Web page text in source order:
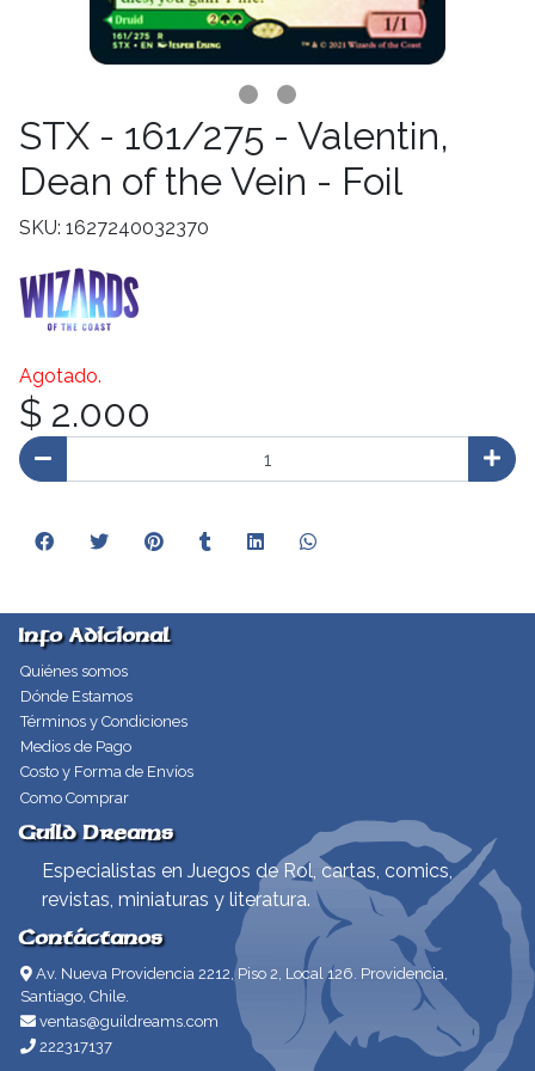
STX - 161/275 - Valentin,
Dean of the Vein - Foil
SKU: 1627240032370
Agotado.
$ 2.000
Info Adicional
Quiénes somos
Dónde Estamos
Términos y Condiciones
Medios de Pago
Costo y Forma de Envíos
Como Comprar
Guild Dreams
Especialistas en Juegos de Rol, cartas, comics,
revistas, miniaturas y literatura.
Contáctanos
Av. Nueva Providencia 2212, Piso 2, Local 126. Providencia,
Santiago, Chile.
ventas@guildreams.com
222317137